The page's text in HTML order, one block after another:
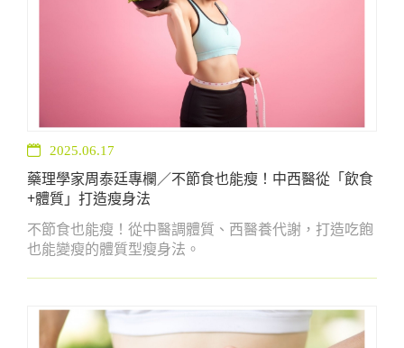
2025.06.17
藥理學家周泰廷專欄／不節食也能瘦！中西醫從「飲食
+體質」打造瘦身法
不節食也能瘦！從中醫調體質、西醫養代謝，打造吃飽
也能變瘦的體質型瘦身法。